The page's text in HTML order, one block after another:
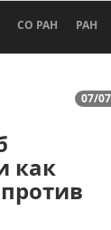
СО РАН РАН
07/
как